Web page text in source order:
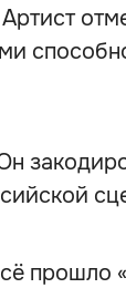
прошло